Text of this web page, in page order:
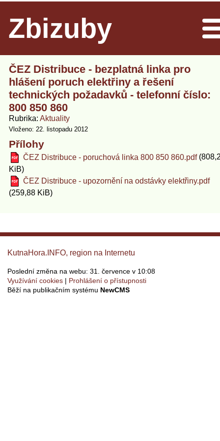
Zbizuby
ČEZ Distribuce - bezplatná linka pro
hlášení poruch elektřiny a řešení
technických požadavků - telefonní číslo:
800 850 860
Rubrika Aktuality
Vloženo: 22. listopadu 2012
Přílohy
ČEZ Distribuce - poruchová linka 800 850 860.pdf
KiB)
ČEZ Distribuce - upozornění na odstávky elektřiny.pdf
(259,88 KiB)
KutnaHora.INFO, region na Internetu
Poslední změna na webu: 31. července v 10:08
Využívání cookies
Prohlášení o přístupnosti
Běží na publikačním systému NewCMS